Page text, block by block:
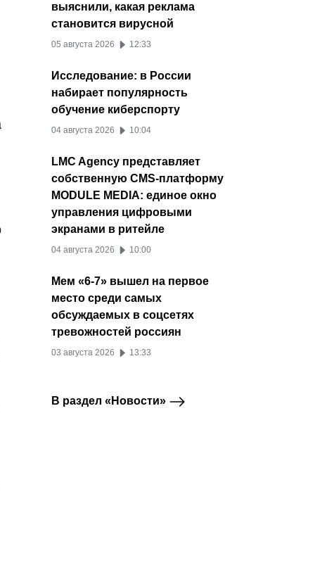
выяснили, какая реклама
становится вирусной
05 августа 2026 12:33
Исследование: в России
набирает популярность
обучение киберспорту
04 августа 2026 10:04
LMC Agency представляет
собственную CMS-платформу
MODULE MEDIA: единое окно
управления цифровыми
экранами в ритейле
04 августа 2026 10:00
Мем «6-7» вышел на первое
место среди самых
обсуждаемых в соцсетях
тревожностей россиян
03 августа 2026 13:33
В раздел «Новости»